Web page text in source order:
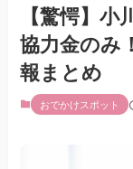
【驚愕】
協力金のみ
報まとめ
おでかけスポット